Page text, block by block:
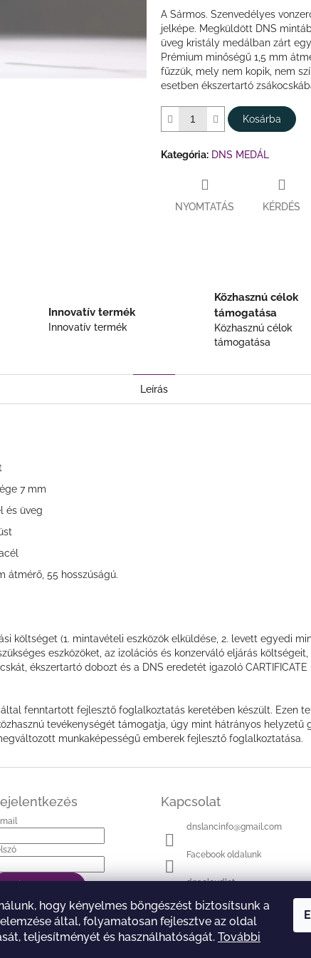
hogy kényelmes böngészést biztosítsunk a
által, folyamatosan fejlesztve az oldal
teljesítményét és használhatóságát. További
A Sármos. Szenvedélyes
jelképe. Megküldött DNS
üveg kristály medálban zárt
Prémium minőségű 1,5 mm
fűzzük, mely nem kopik, nem
esetben ékszertartó
Kosárba
Kategória: DNS MEDÁL
NYOMTATÁS KÉRDÉS
Innovatív termék
Innovatív termék
Közhasznú célok
támogatása
Közhasznú célok
támogatása
Leírás
7 mm
és üveg
átmérő, 55 hosszúságú.
költséget (1. mintavételi eszközök elküldése, 2. levett egyedi
eszközöket, az izolációs és konzerváló eljárás
ékszertartó dobozt és a DNS eredetét igazoló CARTIFICATE
fenntartott fejlesztő foglalkoztatás keretében készült. Ezen
tevékenységét támogatja, úgy mint hátrányos helyzetű
munkaképességű emberek fejlesztő foglalkoztatása.
Bejelentkezés
regisztrációElfelejtett jelszó
Kapcsolat
dnslancinfo@gmail.com
Facebook oldalunk
dnacloudlet
YouTube csatornánk